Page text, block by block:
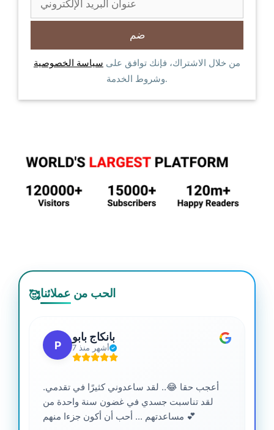
من خلال الاشتراك، فإنك توافق على سياسة الخصوصية
وشروط الخدمة.
🥰الحب من عملائنا
P
بانكاج بابو
7 أشهر منذ
أعجب حقا 😂.. لقد ساعدوني كثيرًا في تقدمي.
لقد تناسبت جسدي في غضون سنة واحدة من
مساعدتهم ... أحب أن أكون جزءا منهم 💕